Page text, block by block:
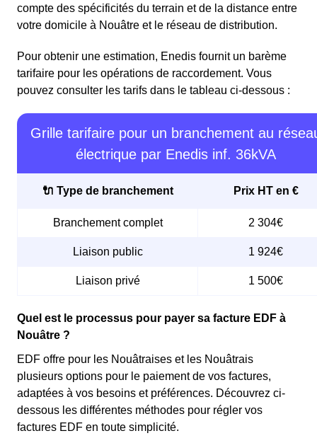
compte des spécificités du terrain et de la distance entre
votre domicile à Nouâtre et le réseau de distribution.
Pour obtenir une estimation, Enedis fournit un barème
tarifaire pour les opérations de raccordement. Vous
pouvez consulter les tarifs dans le tableau ci-dessous :
Grille tarifaire pour un branchement au
électrique par Enedis inf. 36kVA
🔌 Type de branchement Prix HT en €
Branchement complet 2 304€
Liaison public 1 924€
Liaison privé 1 500€
Quel est le processus pour payer sa facture EDF à
Nouâtre ?
EDF offre pour les Nouâtraises et les Nouâtrais
plusieurs options pour le paiement de vos factures,
adaptées à vos besoins et préférences. Découvrez ci-
dessous les différentes méthodes pour régler vos
factures EDF en toute simplicité.